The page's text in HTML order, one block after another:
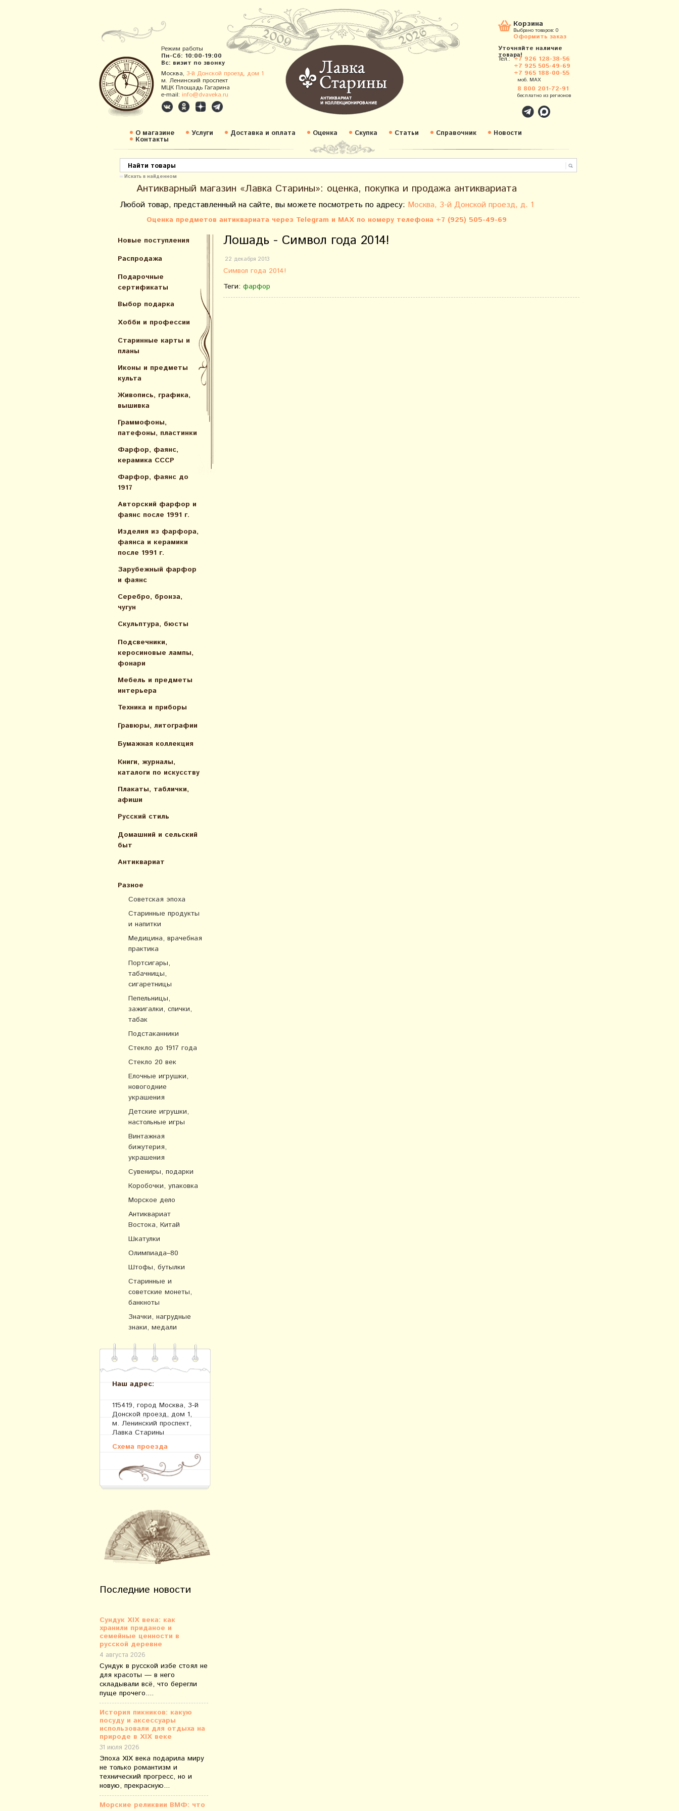
Режим работы
Пн-Сб: 10:00-19:00
Вс: визит по звонку
Москва, 3-й Донской проезд, дом 1
м. Ленинский проспект
МЦК Площадь Гагарина
e-mail: info@dvaveka.ru
Корзина
Выбрано товаров: 0
Оформить заказ
Уточняйте наличие
товара!
Тел.: +7 926 128-38-56
+7 925 505-49-69
+7 965 188-00-55
моб. MAX
8 800 201-72-91
бесплатно из регионов
О магазине Услуги Доставка и оплата Оценка Скупка Статьи Справочник Новости
Контакты
Искать в найденном
Антикварный магазин «Лавка Старины»: оценка, покупка и продажа антиквариата
Любой товар, представленный на сайте, вы можете посмотреть по адресу: Москва, 3-й Донской проезд, д. 1
Оценка предметов антиквариата через Telegram и MAX по номеру телефона +7 (925) 505-49-69
Новые поступления
Распродажа
Подарочные
сертификаты
Выбор подарка
Хобби и профессии
Старинные карты и
планы
Иконы и предметы
культа
Живопись, графика,
вышивка
Граммофоны,
патефоны, пластинки
Фарфор, фаянс,
керамика СССР
Фарфор, фаянс до
1917
Авторский фарфор и
фаянс после 1991 г.
Изделия из фарфора,
фаянса и керамики
после 1991 г.
Зарубежный фарфор
и фаянс
Серебро, бронза,
чугун
Скульптура, бюсты
Подсвечники,
керосиновые лампы,
фонари
Мебель и предметы
интерьера
Техника и приборы
Гравюры, литографии
Бумажная коллекция
Книги, журналы,
каталоги по искусcтву
Плакаты, таблички,
афиши
Русский стиль
Домашний и сельский
быт
Антиквариат
Разное
Советская эпоха
Старинные продукты
и напитки
Медицина, врачебная
практика
Портсигары,
табачницы,
сигаретницы
Пепельницы,
зажигалки, спички,
табак
Подстаканники
Стекло до 1917 года
Стекло 20 век
Елочные игрушки,
новогодние
украшения
Детские игрушки,
настольные игры
Винтажная
бижутерия,
украшения
Сувениры, подарки
Коробочки, упаковка
Морское дело
Антиквариат
Востока, Китай
Шкатулки
Олимпиада–80
Штофы, бутылки
Старинные и
советские монеты,
банкноты
Значки, нагрудные
знаки, медали
Наш адрес:
115419, город Москва, 3-й
Донской проезд, дом 1,
м. Ленинский проспект,
Лавка Старины
Схема проезда
Последние новости
Сундук XIX века: как
хранили приданое и
семейные ценности в
русской деревне
4 августа 2026
Сундук в русской избе стоял не
для красоты — в него
складывали всё, что берегли
пуще прочего....
История пикников: какую
посуду и аксессуары
использовали для отдыха на
природе в XIX веке
31 июля 2026
Эпоха XIX века подарила миру
не только романтизм и
технический прогресс, но и
новую, прекрасную...
Морские реликвии ВМФ: что
Лошадь - Символ года 2014!
22 декабря 2013
Символ года 2014!
Теги: фарфор